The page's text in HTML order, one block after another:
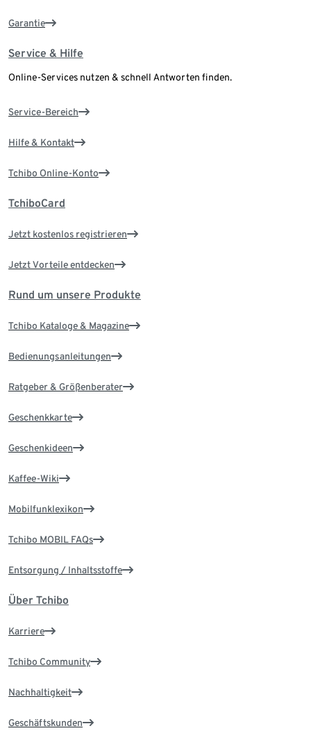
Garantie
Service & Hilfe
Online-Services nutzen & schnell Antworten finden.
Service-Bereich
Hilfe & Kontakt
Tchibo Online-Konto
TchiboCard
Jetzt kostenlos registrieren
Jetzt Vorteile entdecken
Rund um unsere Produkte
Tchibo Kataloge & Magazine
Bedienungsanleitungen
Ratgeber & Größenberater
Geschenkkarte
Geschenkideen
Kaffee-Wiki
Mobilfunklexikon
Tchibo MOBIL FAQs
Entsorgung / Inhaltsstoffe
Über Tchibo
Karriere
Tchibo Community
Nachhaltigkeit
Geschäftskunden